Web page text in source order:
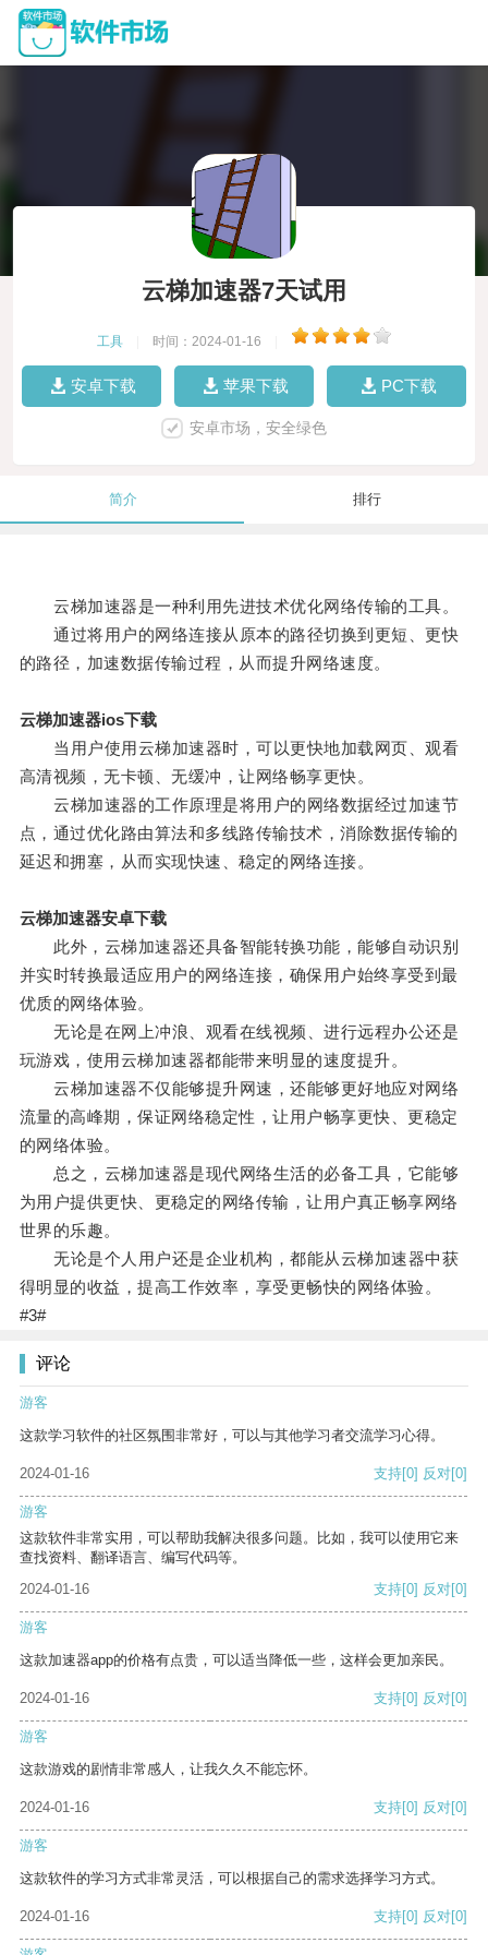
云梯加速器7天试用
工具 时间：2024-01-16
安卓下载 苹果下载 PC下载
安卓市场，安全绿色
简介 排行
云梯加速器是一种利用先进技术优化网络传输的工具。
通过将用户的网络连接从原本的路径切换到更短、更快
的路径，加速数据传输过程，从而提升网络速度。
云梯加速器ios下载
当用户使用云梯加速器时，可以更快地加载网页、观看
高清视频，无卡顿、无缓冲，让网络畅享更快。
云梯加速器的工作原理是将用户的网络数据经过加速节
点，通过优化路由算法和多线路传输技术，消除数据传输的
延迟和拥塞，从而实现快速、稳定的网络连接。
云梯加速器安卓下载
此外，云梯加速器还具备智能转换功能，能够自动识别
并实时转换最适应用户的网络连接，确保用户始终享受到最
优质的网络体验。
无论是在网上冲浪、观看在线视频、进行远程办公还是
玩游戏，使用云梯加速器都能带来明显的速度提升。
云梯加速器不仅能够提升网速，还能够更好地应对网络
流量的高峰期，保证网络稳定性，让用户畅享更快、更稳定
的网络体验。
总之，云梯加速器是现代网络生活的必备工具，它能够
为用户提供更快、更稳定的网络传输，让用户真正畅享网络
世界的乐趣。
无论是个人用户还是企业机构，都能从云梯加速器中获
得明显的收益，提高工作效率，享受更畅快的网络体验。
#3#
评论
游客
这款学习软件的社区氛围非常好，可以与其他学习者交流学习心得。
2024-01-16 支持[0] 反对[0]
游客
这款软件非常实用，可以帮助我解决很多问题。比如，我可以使用它来
查找资料、翻译语言、编写代码等。
2024-01-16
支持[0] 反对[0]
游客
这款加速器app的价格有点贵，可以适当降低一些，这样会更加亲民。
2024-01-16 支持[0] 反对[0]
游客
这款游戏的剧情非常感人，让我久久不能忘怀。
2024-01-16 支持[0] 反对[0]
游客
这款软件的学习方式非常灵活，可以根据自己的需求选择学习方式。
2024-01-16 支持[0] 反对[0]